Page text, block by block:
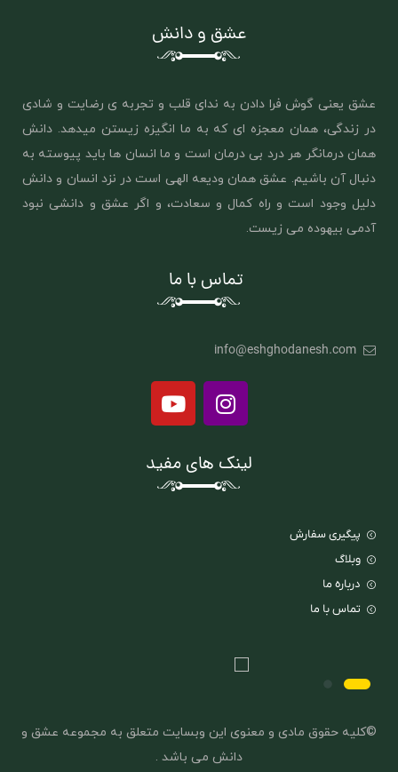
عشق و دانش
عشق یعنی گوش فرا دادن به ندای قلب و تجربه ی رضایت و شادی
در زندگی، همان معجزه ای که به ما انگیزه زیستن میدهد. دانش
همان درمانگر هر درد بی درمان است و ما انسان ها باید پیوسته به
دنبال آن باشیم. عشق همان ‌ودیعه الهی است در نزد انسان و دانش
دلیل وجود است و راه کمال و سعادت، و اگر عشق و دانشی نبود
آدمی بیهوده می زیست.
تماس با ما
info@eshghodanesh.com
لینک های مفید
پیگیری سفارش
وبلاگ
درباره ما
تماس با ما
©کلیه حقوق مادی و معنوی این وبسایت متعلق به مجموعه عشق و
دانش می باشد .